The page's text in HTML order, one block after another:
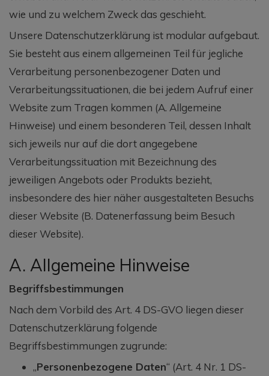
wie und zu welchem Zweck das geschieht.
Unsere Datenschutzerklärung ist modular aufgebaut.
Sie besteht aus einem allgemeinen Teil für jegliche
Verarbeitung personenbezogener Daten und
Verarbeitungssituationen, die bei jedem Aufruf einer
Website zum Tragen kommen (A. Allgemeine
Hinweise) und einem besonderen Teil, dessen Inhalt
sich jeweils nur auf die dort angegebene
Verarbeitungssituation mit Bezeichnung des
jeweiligen Angebots oder Produkts bezieht,
insbesondere des hier näher ausgestalteten Besuchs
dieser Website (B. Datenerfassung beim Besuch
dieser Website).
A. Allgemeine Hinweise
Begriffsbestimmungen
Nach dem Vorbild des Art. 4 DS-GVO liegen dieser
Datenschutzerklärung folgende
Begriffsbestimmungen zugrunde:
„Personenbezogene Daten“ (Art. 4 Nr. 1 DS-